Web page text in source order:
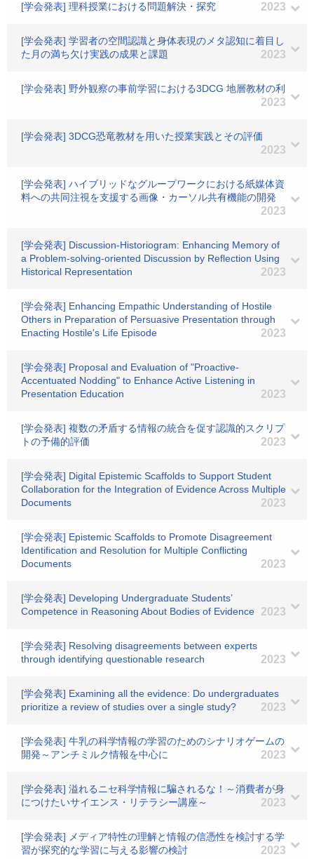
[学会発表] 理科授業における問題解決・探究 2023
[学会発表] 学習者の空間認識と身体表現のメタ認知に着目し
た月の満ち欠け実践の成果と課題
2023
[学会発表] 野外観察の事前学習における3DCG 地層教材の利
2023
[学会発表] 3DCG恐竜教材を用いた授業実践とその評価
2023
[学会発表] ハイブリッドなグループワークにおける紙媒体資
料への共同注視を支援する画像・カーソル共有機能の開発
2023
[学会発表] Discussion-Historiogram: Enhancing Memory of
a Problem-solving-oriented Discussion by Reflection Using
Historical Representation
2023
[学会発表] Enhancing Empathic Understanding of Hostile
Others in Preparation of Persuasive Presentation through
Enacting Hostile's Life Episode
2023
[学会発表] Proposal and Evaluation of "Proactive-
Accentuated Nodding" to Enhance Active Listening in
Presentation Education
2023
[学会発表] 複数の矛盾する情報の統合を促す認識的スクリプ
トの予備的評価
2023
[学会発表] Digital Epistemic Scaffolds to Support Student
Collaboration for the Integration of Evidence Across Multiple
Documents
2023
[学会発表] Epistemic Scaffolds to Promote Disagreement
Identification and Resolution for Multiple Conflicting
Documents
2023
[学会発表] Developing Undergraduate Students’
Competence in Reasoning About Bodies of Evidence
2023
[学会発表] Resolving disagreements between experts
through identifying questionable research
2023
[学会発表] Examining all the evidence: Do undergraduates
prioritize a review of studies over a single study?
2023
[学会発表] 牛乳の科学情報の学習のためのシナリオゲームの
開発～アンチミルク情報を中心に
2023
[学会発表] 溢れるニセ科学情報に騙されるな！～消費者が身
につけたいサイエンス・リテラシー講座～
2023
[学会発表] メディア特性の理解と情報の信憑性を検討する学
習が探究的な学習に与える影響の検討
2023